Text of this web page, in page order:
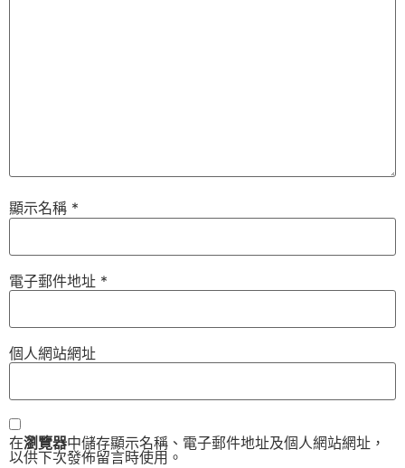
顯示名稱 *
電子郵件地址 *
個人網站網址
在瀏覽器中儲存顯示名稱、電子郵件地址及個人網站網址，
以供下次發佈留言時使用。